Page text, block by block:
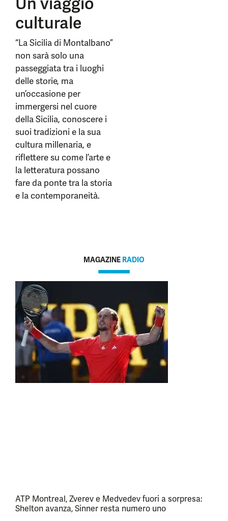
culturale
“La Sicilia di Montalbano”
non sarà solo una
passeggiata tra i luoghi
delle storie, ma
un’occasione per
immergersi nel cuore
della Sicilia, conoscere i
suoi tradizioni e la sua
cultura millenaria, e
riflettere su come l’arte e
la letteratura possano
fare da ponte tra la storia
e la contemporaneità.
MAGAZINE RADIO
ATP Montreal, Zverev e Medvedev fuori a sorpresa:
Shelton avanza, Sinner resta numero uno